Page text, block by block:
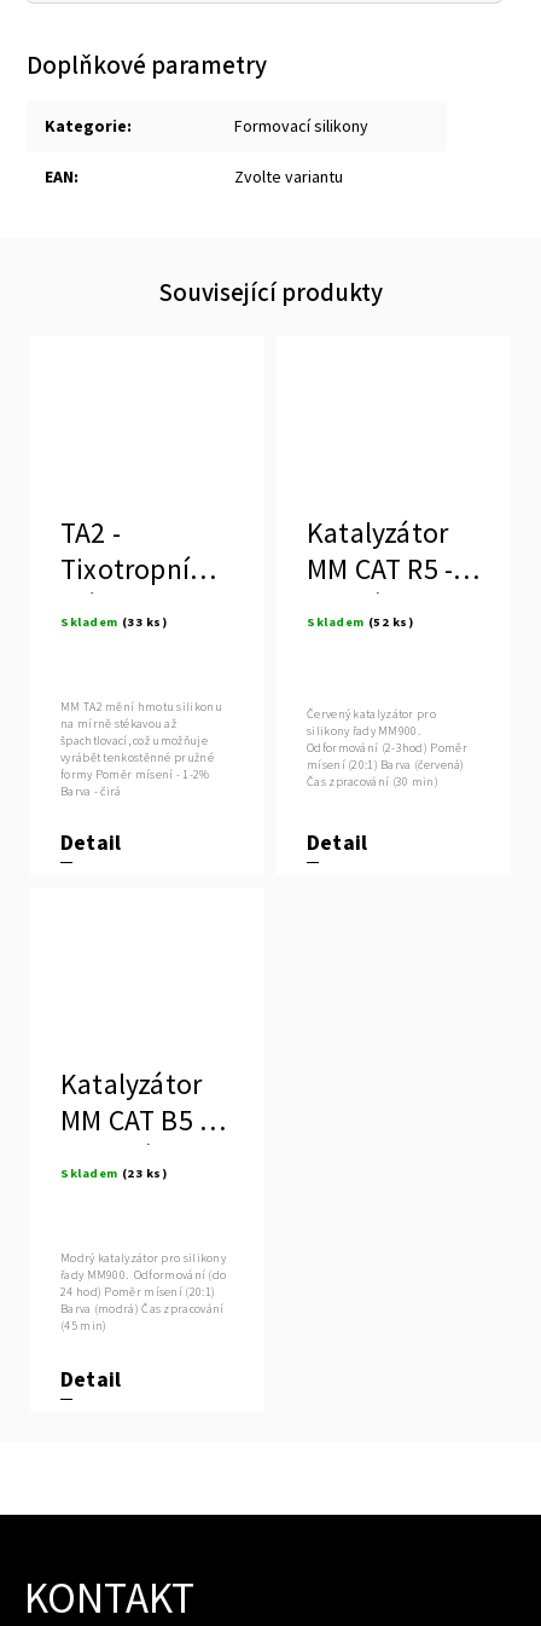
Doplňkové parametry
Kategorie: Formovací silikony
EAN: Zvolte variantu
Související produkty
TA2 -
Tixotropní
přísada
Skladem (33 ks)
Detail
MM TA2 mění hmotu silikonu
na mírně stékavou až
špachtlovací, což umožňuje
vyrábět tenkostěnné pružné
formy Poměr mísení - 1-2%
Barva - čirá
Katalyzátor
MM CAT R5 -
rychlý
Skladem (52 ks)
Detail
Červený katalyzátor pro
silikony řady MM900.
Odformování (2-3hod) Poměr
mísení (20:1) Barva (červená)
Čas zpracování (30 min)
Katalyzátor
MM CAT B5 -
pomalý
Skladem (23 ks)
Detail
Modrý katalyzátor pro silikony
řady MM900. Odformování (do
24 hod) Poměr mísení (20:1)
Barva (modrá) Čas zpracování
(45 min)
KONTAKT